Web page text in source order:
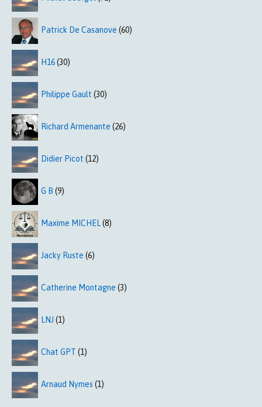
Patrick De Casanove (60)
H16(30)
Philippe Gault (30)
Richard Armenante (26)
Didier Picot (12)
G B (9)
Maxime MICHEL(8)
Jacky Ruste (6)
Catherine Montagne (3)
LNJ (1)
Chat GPT (1)
Arnaud Nymes (1)